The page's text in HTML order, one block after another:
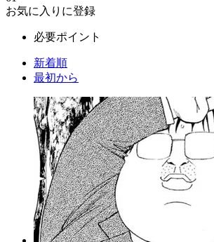
お気に入りに登録
必要ポイント
新着順
最初から